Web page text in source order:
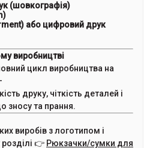
(шовкографія)
або цифровий друк
виробництві
цикл виробництва на
друку, чіткість деталей і
зносу та прання.
виробів з логотипом і
👉 Рюкзачки/сумки для